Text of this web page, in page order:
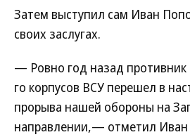
Затем выступил сам Иван
своих заслугах.
— Ровно год назад противник
го корпусов ВСУ перешел в
прорыва нашей обороны на
направлении,— отметил